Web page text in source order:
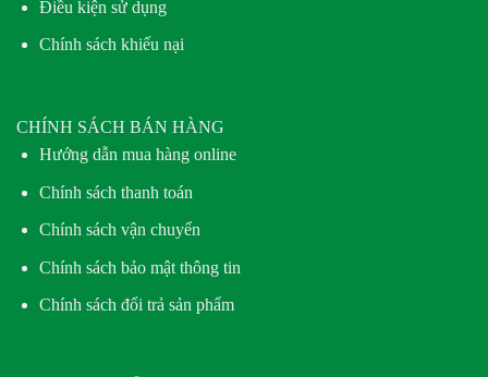
Điều kiện sử dụng
Chính sách khiếu nại
CHÍNH SÁCH BÁN HÀNG
Hướng dẫn mua hàng online
Chính sách thanh toán
Chính sách vận chuyển
Chính sách bảo mật thông tin
Chính sách đổi trả sản phẩm